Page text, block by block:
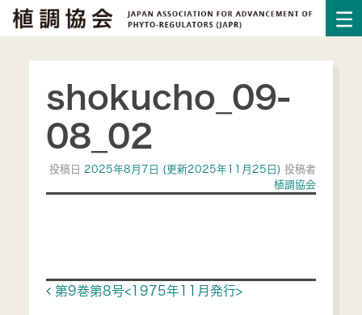
shokucho_09-
08_02
投稿日 2025年8月7日 (更新2025年11月25日)投稿者
植調協会
Post navigation
第9巻第8号<1975年11月発行>